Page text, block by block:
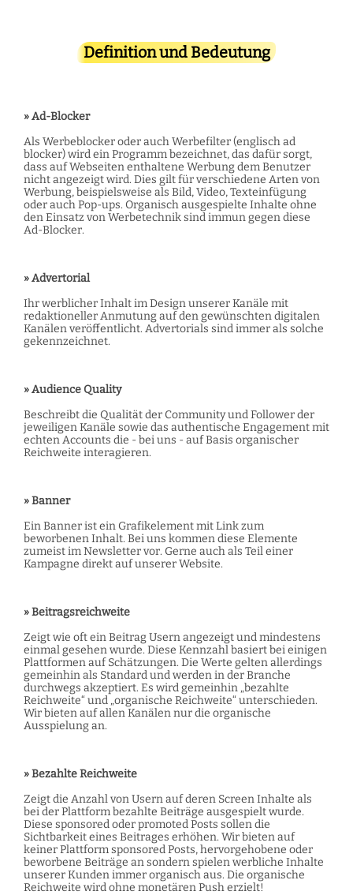
Definition und Bedeutung
» Ad-Blocker
Als Werbeblocker oder auch Werbefilter (englisch ad
blocker) wird ein Programm bezeichnet, das dafür sorgt,
dass auf Webseiten enthaltene Werbung dem Benutzer
nicht angezeigt wird. Dies gilt für verschiedene Arten von
Werbung, beispielsweise als Bild, Video, Texteinfügung
oder auch Pop-ups. Organisch ausgespielte Inhalte ohne
den Einsatz von Werbetechnik sind immun gegen diese
Ad-Blocker.
» Advertorial
Ihr werblicher Inhalt im Design unserer Kanäle mit
redaktioneller Anmutung auf den gewünschten digitalen
Kanälen veröffentlicht. Advertorials sind immer als solche
gekennzeichnet.
» Audience Quality
Beschreibt die Qualität der Community und Follower der
jeweiligen Kanäle sowie das authentische Engagement mit
echten Accounts die - bei uns - auf Basis organischer
Reichweite interagieren.
» Banner
Ein Banner ist ein Grafikelement mit Link zum
beworbenen Inhalt. Bei uns kommen diese Elemente
zumeist im Newsletter vor. Gerne auch als Teil einer
Kampagne direkt auf unserer Website.
» Beitragsreichweite
Zeigt wie oft ein Beitrag Usern angezeigt und mindestens
einmal gesehen wurde. Diese Kennzahl basiert bei einigen
Plattformen auf Schätzungen. Die Werte gelten allerdings
gemeinhin als Standard und werden in der Branche
durchwegs akzeptiert. Es wird gemeinhin „bezahlte
Reichweite“ und „organische Reichweite“ unterschieden.
Wir bieten auf allen Kanälen nur die organische
Ausspielung an.
» Bezahlte Reichweite
Zeigt die Anzahl von Usern auf deren Screen Inhalte als
bei der Plattform bezahlte Beiträge ausgespielt wurde.
Diese sponsored oder promoted Posts sollen die
Sichtbarkeit eines Beitrages erhöhen. Wir bieten auf
keiner Plattform sponsored Posts, hervorgehobene oder
beworbene Beiträge an sondern spielen werbliche Inhalte
unserer Kunden immer organisch aus. Die organische
Reichweite wird ohne monetären Push erzielt!